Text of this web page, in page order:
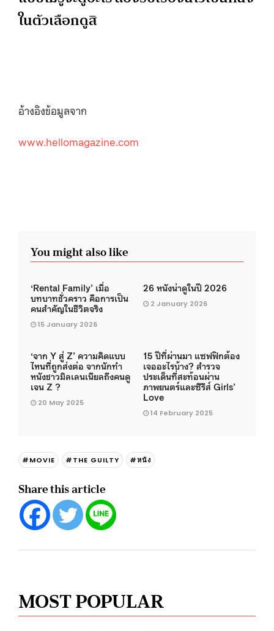
ในตัวเลือกดูสิ
อ้างอิงข้อมูลจาก
www.hellomagazine.com
You might also like
‘Rental Family’ เมื่อ
บทบาทชั่วคราว คือการเป็น
คนสำคัญในชีวิตจริง
15 January 2026
26 หนังน่าดูในปี 2026
2 January 2026
‘จาก Y สู่ Z’ ความคิดแบบ
ไหนที่ถูกส่งต่อ จากนักทำ
หนังชาวมิลเลนเนียลถึงคนดู
เจน Z ?
20 May 2025
15 ปีที่ผ่านมา แซฟฟิกต้อง
เจออะไรบ้าง? สำรวจ
ประเด็นที่สะท้อนผ่าน
ภาพยนตร์และซีรีส์ Girls’
Love
14 February 2025
#MOVIE #THE GUILTY #หนัง
Share this article
MOST POPULAR